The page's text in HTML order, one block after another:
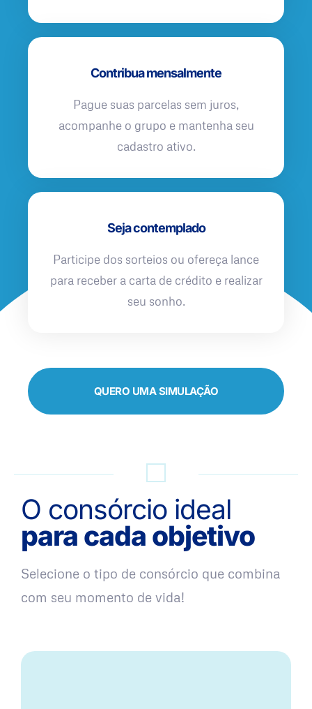
Contribua mensalmente
Pague suas parcelas sem juros,
acompanhe o grupo e mantenha seu
cadastro ativo.
Seja contemplado
Participe dos sorteios ou ofereça lance
para receber a carta de crédito e realizar
seu sonho.
QUERO UMA SIMULAÇÃO
O consórcio ideal
para cada objetivo
Selecione o tipo de consórcio que combina
com seu momento de vida!